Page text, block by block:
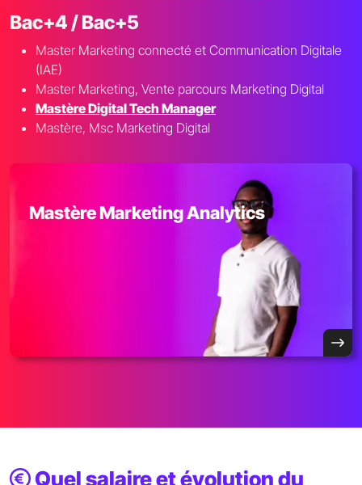
Bac+4 / Bac+5
Master Marketing connecté et Communication Digitale
(IAE)
Master Marketing, Vente parcours Marketing Digital
Mastère Digital Tech Manager
Mastère, Msc Marketing Digital
Mastère Marketing Analytics
Quel salaire et évolution du